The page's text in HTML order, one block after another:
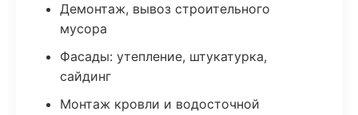
Демонтаж, вывоз строительного
мусора
Фасады: утепление, штукатурка,
сайдинг
Монтаж кровли и водосточной